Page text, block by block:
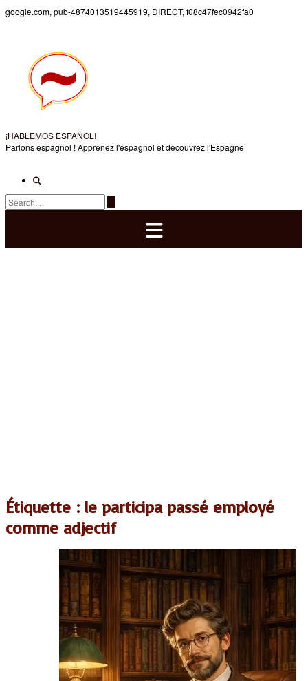
google.com, pub-4874013519445919, DIRECT, f08c47fec0942fa0
¡HABLEMOS ESPAÑOL!
Parlons espagnol ! Apprenez l'espagnol et découvrez l'Espagne
Étiquette : le participa passé employé
comme adjectif